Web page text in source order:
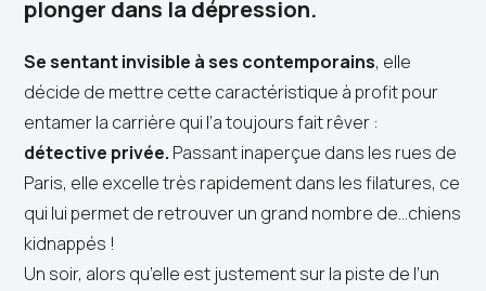
plonger dans la dépression.
Se sentant invisible à ses contemporains, elle
décide de mettre cette caractéristique à profit pour
entamer la carrière qui l’a toujours fait rêver :
détective privée. Passant inaperçue dans les rues de
Paris, elle excelle très rapidement dans les filatures, ce
qui lui permet de retrouver un grand nombre de...chiens
kidnappés !
Un soir, alors qu’elle est justement sur la piste de l’un